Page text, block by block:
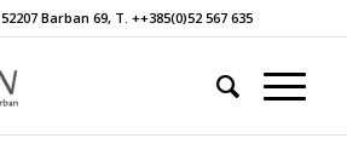
Barban 69, T. ++385(0)52 567 635